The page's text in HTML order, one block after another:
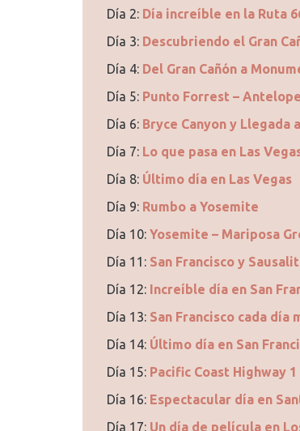
Día 2: Día increíble en la Ruta
Día 3: Descubriendo el Gran
Día 4: Del Gran Cañón a
Día 5: Punto Forrest –
Día 6: Bryce Canyon y Llegada
Día 7: Lo que pasa en Las
Día 8: Último día en Las Vegas
Día 9: Rumbo a Yosemite
Día 10: Yosemite – Mariposa
Día 11: San Francisco y
Día 12: Increíble día en San
Día 13: San Francisco cada día
Día 14: Último día en San
Día 15: Pacific Coast Highway 1
Día 16: Espectacular día en
Día 17: Un día de película en